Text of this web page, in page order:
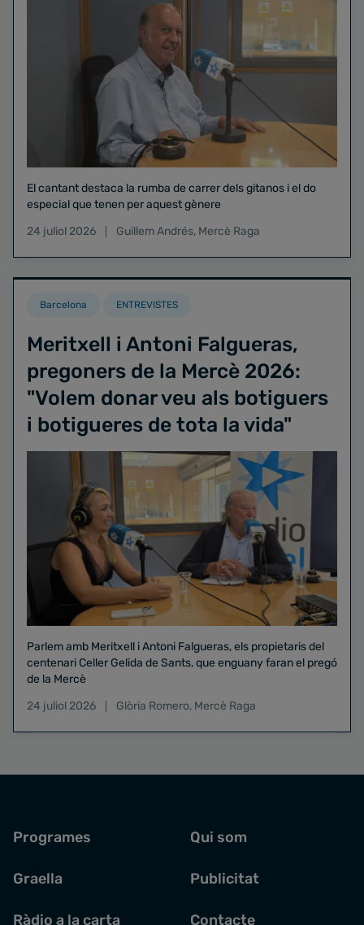
El cantant destaca la rumba de carrer dels gitanos i el do
especial que tenen per aquest gènere
24 juliol 2026
Guillem Andrés, Mercè Raga
Barcelona ENTREVISTES
Meritxell i Antoni Falgueras,
pregoners de la Mercè 2026:
"Volem donar veu als botiguers
i botigueres de tota la vida"
Parlem amb Meritxell i Antoni Falgueras, els propietaris del
centenari Celler Gelida de Sants, que enguany faran el pregó
de la Mercè
24 juliol 2026
Glòria Romero, Mercè Raga
Programes
Graella
Ràdio a la carta
Qui som
Publicitat
Contacte